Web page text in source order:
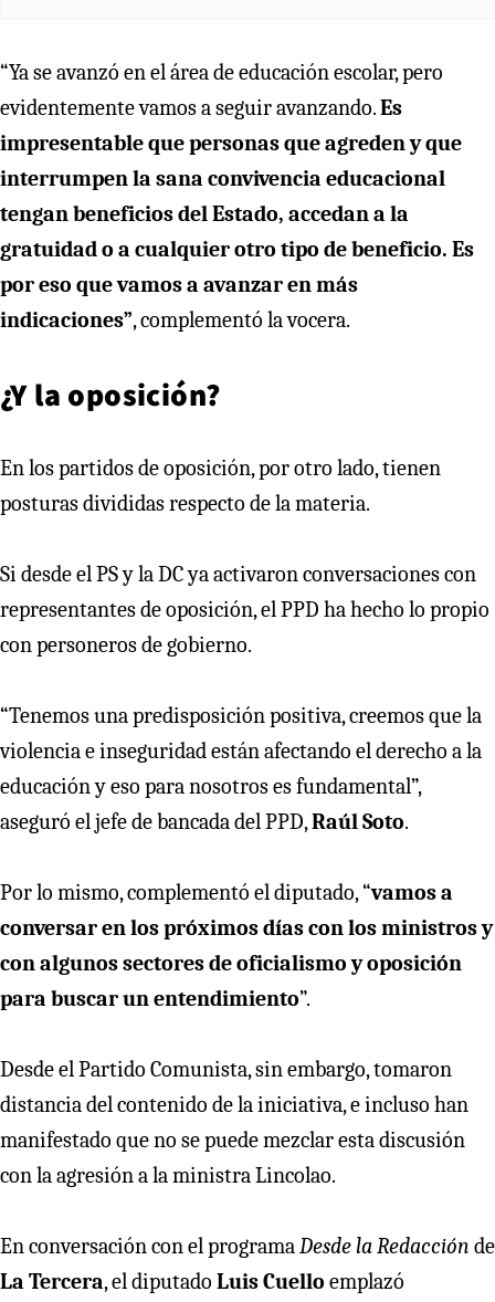
“Ya se avanzó en el área de educación escolar, pero
evidentemente vamos a seguir avanzando.Es
impresentable que personas que agreden y que
interrumpen la sana convivencia educacional
tengan beneficios del Estado, accedan a la
gratuidad o a cualquier otro tipo de beneficio. Es
por eso que vamos a avanzar en más
indicaciones”, complementó la vocera.
¿Y la oposición?
En los partidos de oposición, por otro lado, tienen
posturas divididas respecto de la materia.
Si desde el PS y la DC ya activaron conversaciones con
representantes de oposición, el PPD ha hecho lo propio
con personeros de gobierno.
“Tenemos una predisposición positiva, creemos que la
violencia e inseguridad están afectando el derecho a la
educación y eso para nosotros es fundamental”,
aseguró el jefe de bancada del PPD,Raúl Soto.
Por lo mismo, complementó el diputado, “vamos a
conversar en los próximos días con los ministros y
con algunos sectores de oficialismo y oposición
para buscar un entendimiento”.
Desde el Partido Comunista, sin embargo, tomaron
distancia del contenido de la iniciativa, e incluso han
manifestado que no se puede mezclar esta discusión
con la agresión a la ministra Lincolao.
En conversación con el programa Desde la Redacción de
La Tercera, el diputado Luis Cuello emplazó